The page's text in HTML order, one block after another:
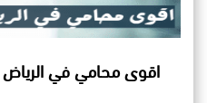
اقوى محامي في الرياض